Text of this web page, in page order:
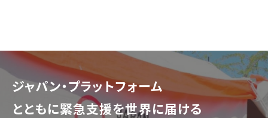
ジャパン・プラットフォーム
とともに緊急支援を世界に届ける